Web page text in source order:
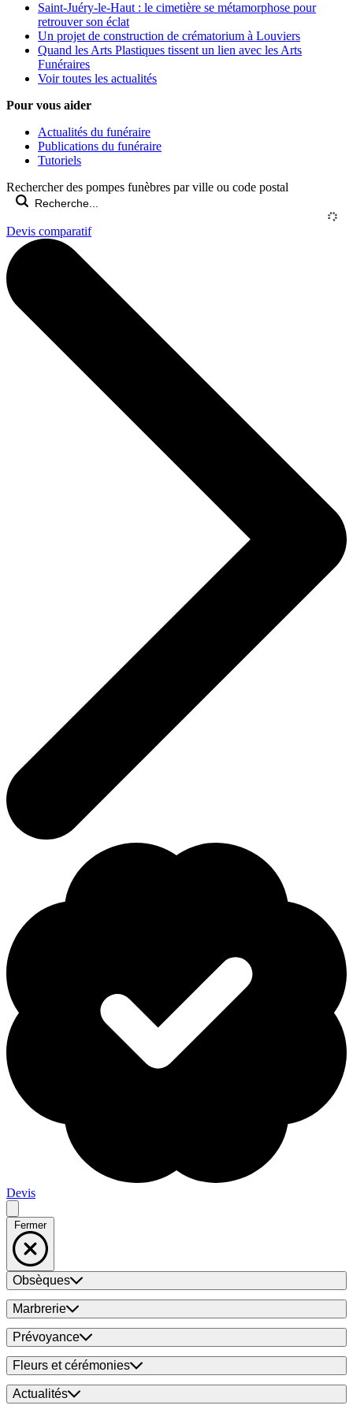
Saint-Juéry-le-Haut : le cimetière se métamorphose pour
retrouver son éclat
Un projet de construction de crématorium à Louviers
Quand les Arts Plastiques tissent un lien avec les Arts
Funéraires
Voir toutes les actualités
Pour vous aider
Actualités du funéraire
Publications du funéraire
Tutoriels
Rechercher des pompes funèbres par ville ou code postal
Devis comparatif
Devis
Fermer
Obsèques
Marbrerie
Prévoyance
Fleurs et cérémonies
Actualités